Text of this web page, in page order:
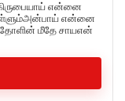
கிருபையாய் என்னை
என்னை
மீதே சாயஎன்